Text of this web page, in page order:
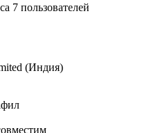
7 пользователей
(Индия)